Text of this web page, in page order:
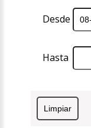
Desde
Hasta